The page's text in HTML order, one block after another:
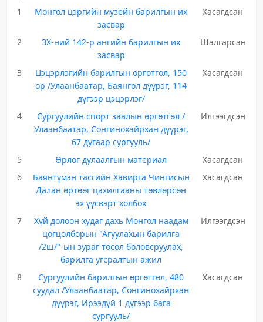
1
Монгол цэргийн музейн барилгын их
засвар
Хасагдсан
2
ЗХ-ний 142-р ангийн барилгын их
засвар
Шалгарсан
3
Цэцэрлэгийн барилгын өргөтгөл, 150
ор /Улаанбаатар, Баянгол дүүрэг, 114
дүгээр цэцэрлэг/
Хасагдсан
4
Сургуулийн спорт заалын өргөтгөл /
Улаанбаатар, Сонгинохайрхан дүүрэг,
67 дугаар сургууль/
Илгээгдсэн
5 Өрлөг дулаалгын материал
Хасагдсан
6
Баянтүмэн тасгийн Хавирга Чингисын
Далан өртөөг цахилгааны төвлөрсөн
эх үүсвэрт холбох
Хасагдсан
7
Хүй долоон худаг дахь Монгол наадам
цогцолборын "Агуулахын барилга
/2ш/"-ын зураг төсөл боловсруулах,
барилга угсралтын ажил
Илгээгдсэн
8
Сургуулийн барилгын өргөтгөл, 480
суудал /Улаанбаатар, Сонгинохайрхан
дүүрэг, Ирээдүй 1 дүгээр бага
сургууль/
Хасагдсан